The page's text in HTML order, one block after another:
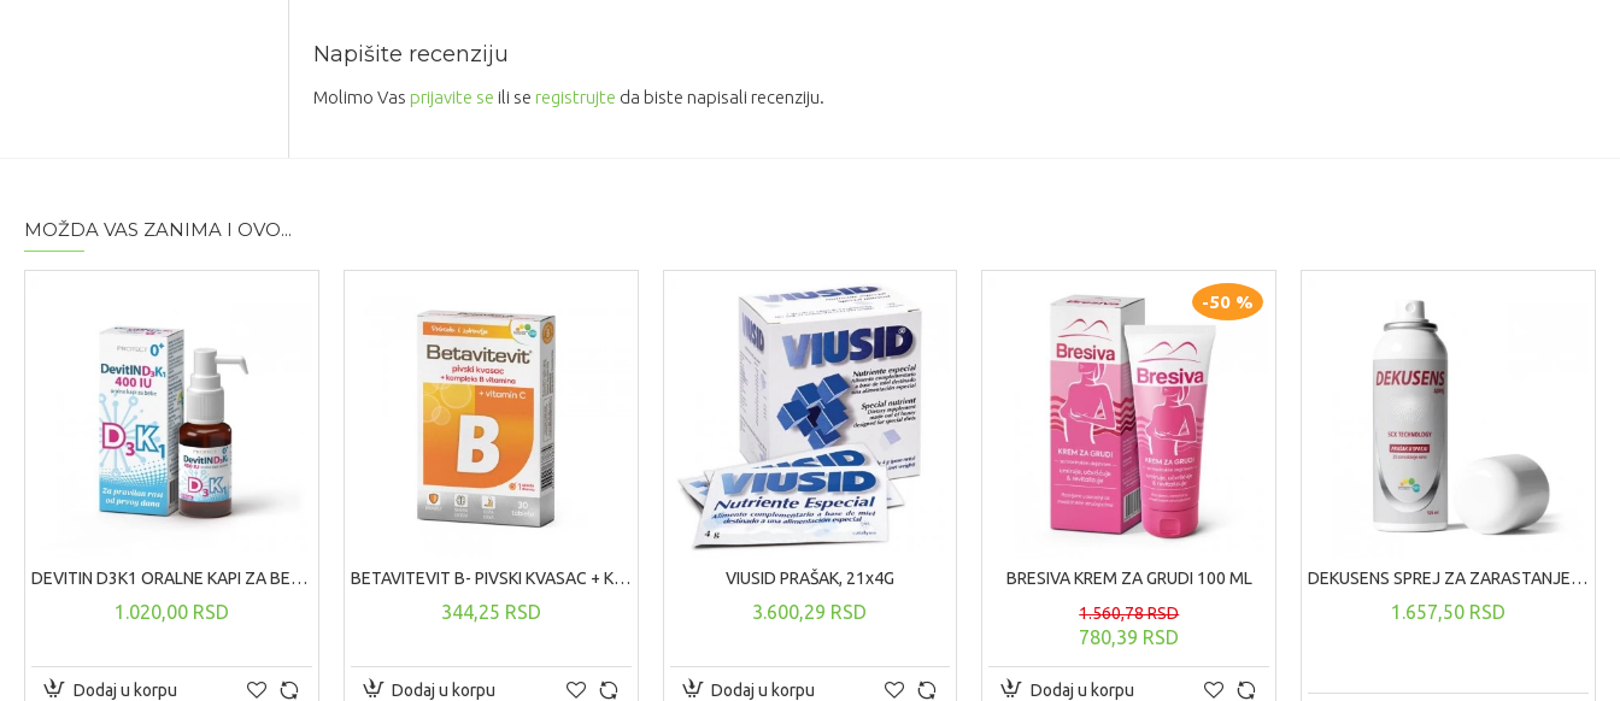
Napišite recenziju
Molimo Vas prijavite se ili se registrujte da biste napisali recenziju.
MOŽDA VAS ZANIMA I OVO...
DEVITIN D3K1 ORALNE KAPI ZA BEBE 10ML
1.020,00 RSD
Dodaj u korpu
BETAVITEVIT B- PIVSKI KVASAC + KOMPLEKS B VITAMINA 30 TABLETA
344,25 RSD
Dodaj u korpu
VIUSID PRAŠAK, 21x4G
3.600,29 RSD
Dodaj u korpu
-50 %
BRESIVA KREM ZA GRUDI 100 ML
780,39 RSD
1.560,78 RSD
Dodaj u korpu
DEKUSENS SPREJ ZA ZARASTANJE RANA ,125 ML
1.657,50 RSD